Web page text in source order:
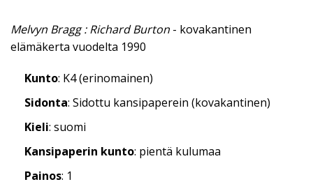
Melvyn Bragg : Richard Burton - kovakantinen
elämäkerta vuodelta 1990
Kunto: K4 (erinomainen)
Sidonta: Sidottu kansipaperein (kovakantinen)
Kieli: suomi
Kansipaperin kunto: pientä kulumaa
Painos: 1